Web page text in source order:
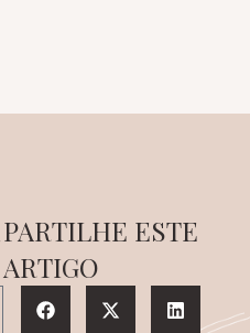
PARTILHE ESTE
ARTIGO